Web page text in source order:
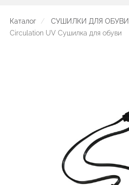
Каталог
СУШИЛКИ ДЛЯ ОБУВИ
Circulation UV Сушилка для обуви